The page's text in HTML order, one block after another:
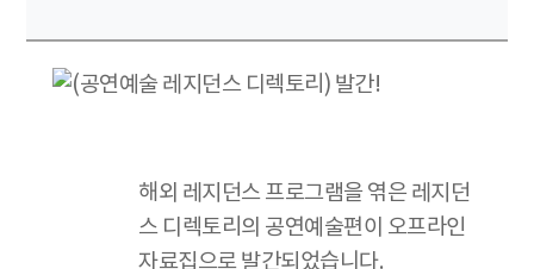
해외 레지던스 프로그램을 엮은 레지던
스 디렉토리의 공연예술편이 오프라인
자료집으로 발간되었습니다.